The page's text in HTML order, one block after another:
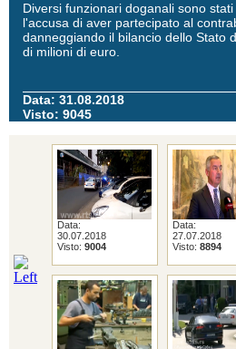
Diversi funzionari doganali sono
l'accusa di aver partecipato al
danneggiando il bilancio dello Stato
di milioni di euro.
Data: 31.08.2018
Visto: 9045
Data:
30.07.2018
Visto: 9004
Data:
27.07.2018
Visto: 8894